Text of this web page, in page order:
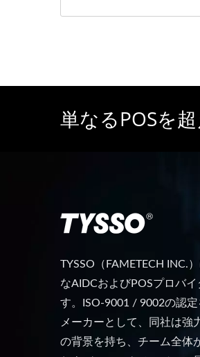
単なるPOSを
TYSSO（FAMETECH INC.
なAIDCおよびPOSプロバイ
す。ISO-9001 / 9002の認定
メーカーとして、同社は強
の背景を持ち、チーム全体